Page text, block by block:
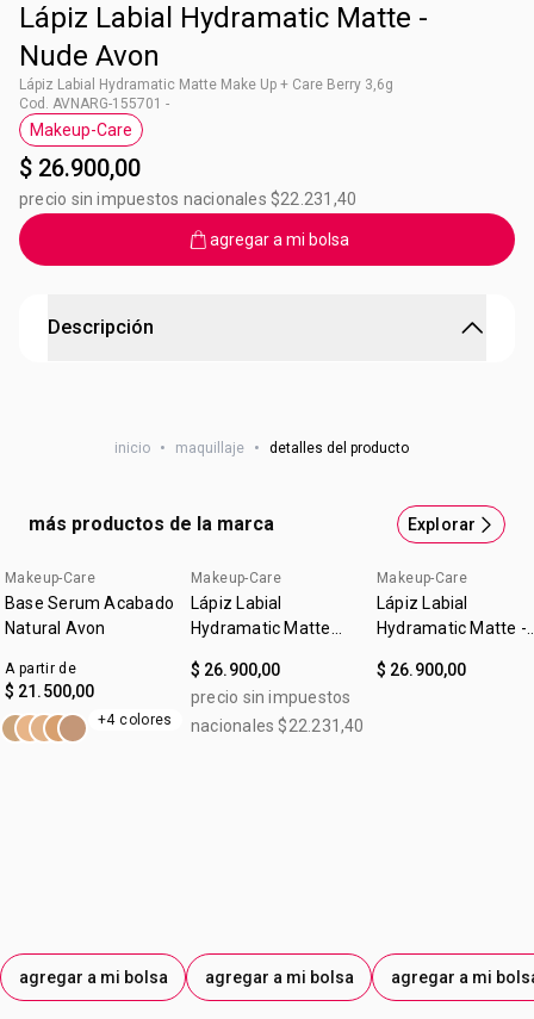
Lápiz Labial Hydramatic Matte -
Nude Avon
Lápiz Labial Hydramatic Matte Make Up + Care Berry 3,6g
Cod. AVNARG-155701 -
Etiqueta Makeup-Care
Makeup-Care
$ 26.900,00
precio sin impuestos nacionales $22.231,40
agregar a mi bolsa
Descripción
sensación de hidratación, suavidad & volumen al instante
cuidan tu piel3 9 de cada 10 mujeres sintieron sus labios
más hidratados hasta el final del día.2 1Como Hialuronato
de Sodio.2Basado en estudios de percepción con
consumidores.3Contiene más del 50% de ingredientes
hidratantes y protectores de la piel.
inicio • maquillaje • detalles del producto
más productos de la marca Explorar
Makeup-Care
Base Serum Acabado
Natural Avon
A partir de
$ 21.500,00
+4 colores
agregar a mi bolsa
Makeup-Care
Lápiz Labial
Hydramatic Matte
Mauve 3,6g
$ 26.900,00
precio sin impuestos
nacionales $22.231,40
agregar a mi bolsa
Makeup-Care
Lápiz Labial
Hydramatic Matte -
$ 26.900,00
agregar a mi